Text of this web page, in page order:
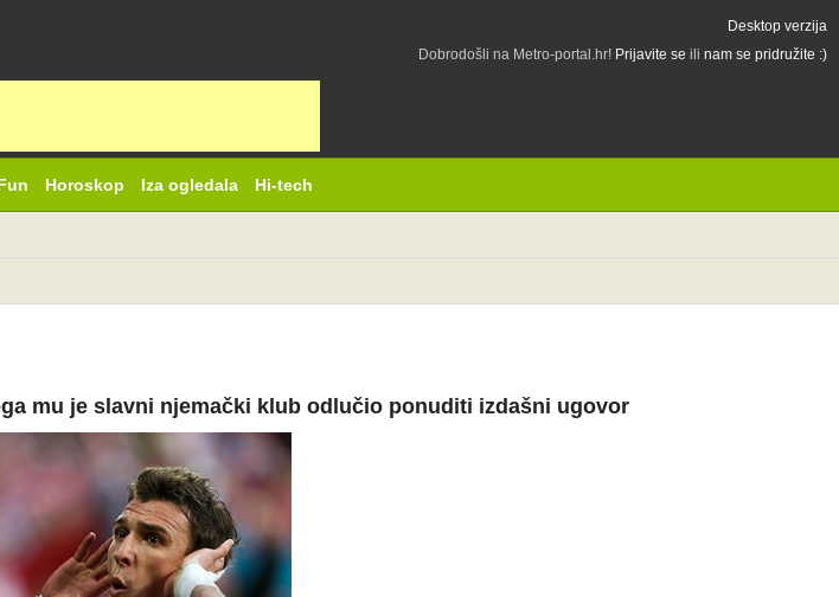
Desktop verzija
Dobrodošli na Metro-portal.hr! Prijavite se ili nam se pridružite :)
Horoskop Iza ogledala Hi-tech
mu je slavni njemački klub odlučio ponuditi izdašni ugovor